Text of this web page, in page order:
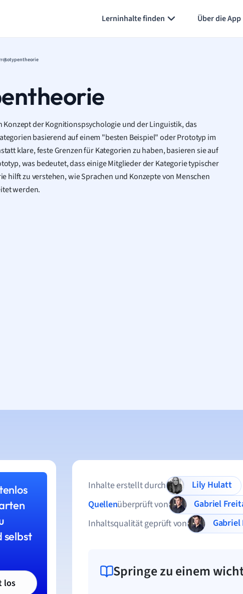
Lerninhalte finden Über die App
der Kognitionspsychologie und der Linguistik, das
basierend auf einem "besten Beispiel" oder Prototyp im
klare, feste Grenzen für Kategorien zu haben, basieren sie auf
was bedeutet, dass einige Mitglieder der Kategorie typischer
hilft zu verstehen, wie Sprachen und Konzepte von Menschen
werden.
selbst
los
Inhalte erstellt durch
Lily Hulatt
Quellenüberprüft von
Gabriel
Inhaltsqualität geprüft von
Springe zu einem